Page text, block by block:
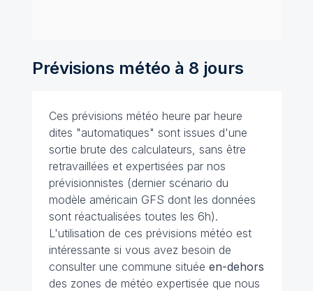
Prévisions météo à 8 jours
Ces prévisions météo heure par heure
dites "automatiques" sont issues d'une
sortie brute des calculateurs, sans être
retravaillées et expertisées par nos
prévisionnistes (dernier scénario du
modèle américain GFS dont les données
sont réactualisées toutes les 6h).
L'utilisation de ces prévisions météo est
intéressante si vous avez besoin de
consulter une commune située en-dehors
des zones de météo expertisée que nous